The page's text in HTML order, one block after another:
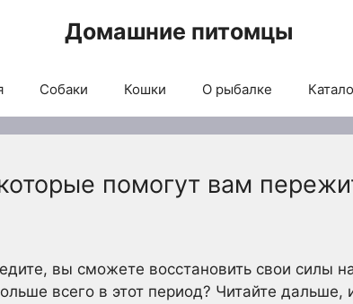
Домашние питомцы
Собаки Кошки О рыбалке
помогут вам
вы сможете восстановить свои силы
всего в этот период? Читайте